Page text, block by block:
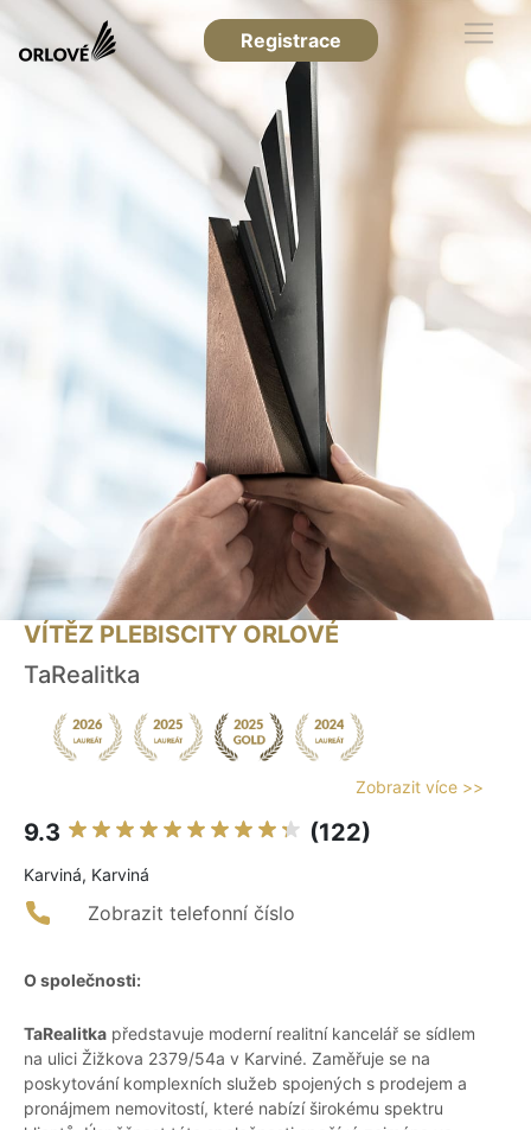
Registrace
VÍTĚZ PLEBISCITY ORLOVÉ
TaRealitka
Zobrazit více >>
9.3 (122)
Karviná, Karviná
Zobrazit telefonní číslo
O společnosti:
TaRealitka představuje moderní realitní kancelář se sídlem
na ulici Žižkova 2379/54a v Karviné. Zaměřuje se na
poskytování komplexních služeb spojených s prodejem a
pronájmem nemovitostí, které nabízí širokému spektru